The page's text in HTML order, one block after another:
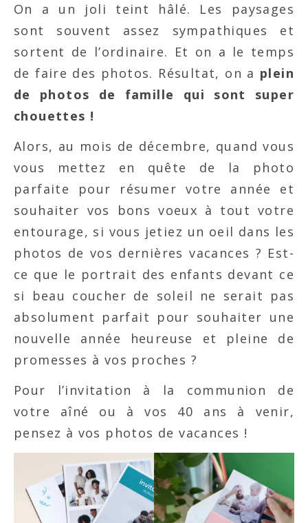
On a un joli teint hâlé. Les paysages
sont souvent assez sympathiques et
sortent de l’ordinaire. Et on a le temps
de faire des photos. Résultat, on a plein
de photos de famille qui sont super
chouettes !
Alors, au mois de décembre, quand vous
vous mettez en quête de la photo
parfaite pour résumer votre année et
souhaiter vos bons voeux à tout votre
entourage, si vous jetiez un oeil dans les
photos de vos dernières vacances ? Est-
ce que le portrait des enfants devant ce
si beau coucher de soleil ne serait pas
absolument parfait pour souhaiter une
nouvelle année heureuse et pleine de
promesses à vos proches ?
Pour l’invitation à la communion de
votre aîné ou à vos 40 ans à venir,
pensez à vos photos de vacances !